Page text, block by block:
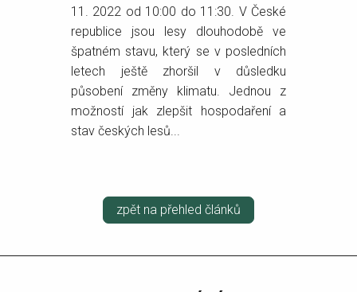
11. 2022 od 10:00 do 11:30. V České
republice jsou lesy dlouhodobě ve
špatném stavu, který se v posledních
letech ještě zhoršil v důsledku
působení změny klimatu. Jednou z
možností jak zlepšit hospodaření a
stav českých lesů...
zpět na přehled článků